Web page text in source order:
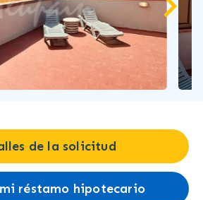
de la solicitud
réstamo hipotecario